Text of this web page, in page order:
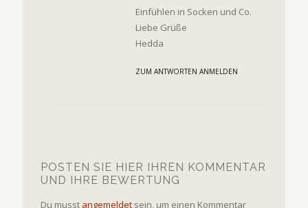
Einfühlen in Socken und Co.
Liebe Grüße
Hedda
ZUM ANTWORTEN ANMELDEN
POSTEN SIE HIER IHREN KOMMENTAR
UND IHRE BEWERTUNG
Du musst angemeldetsein, um einen Kommentar